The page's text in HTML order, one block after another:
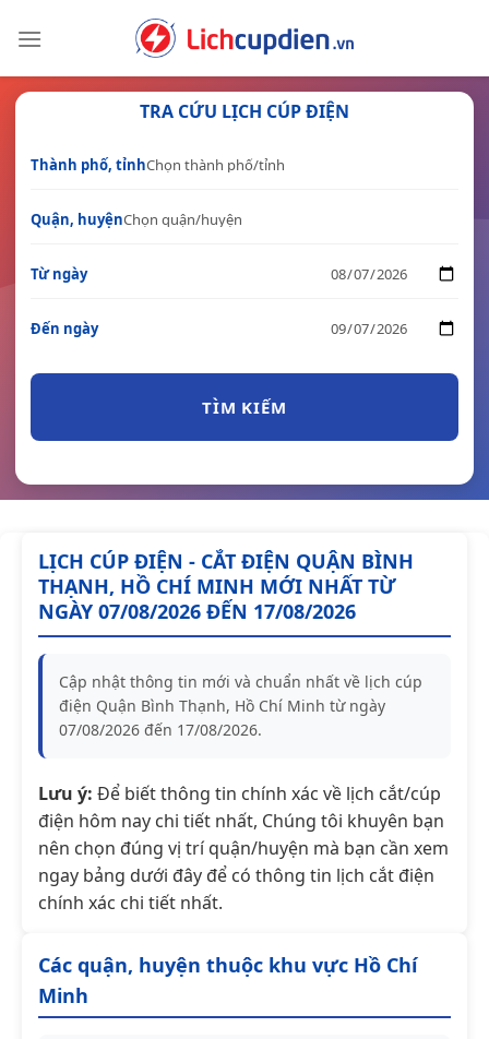
TRA CỨU LỊCH CÚP ĐIỆN
Thành phố, tỉnh
Quận, huyện
Từ ngày
Đến ngày
TÌM KIẾM
LỊCH CÚP ĐIỆN - CẮT ĐIỆN QUẬN BÌNH
THẠNH, HỒ CHÍ MINH MỚI NHẤT TỪ
NGÀY 07/08/2026 ĐẾN 17/08/2026
Cập nhật thông tin mới và chuẩn nhất về lịch cúp
điện Quận Bình Thạnh, Hồ Chí Minh từ ngày
07/08/2026 đến 17/08/2026.
Lưu ý: Để biết thông tin chính xác về lịch cắt/cúp
điện hôm nay chi tiết nhất, Chúng tôi khuyên bạn
nên chọn đúng vị trí quận/huyện mà bạn cần xem
ngay bảng dưới đây để có thông tin lịch cắt điện
chính xác chi tiết nhất.
Các quận, huyện thuộc khu vực Hồ Chí
Minh